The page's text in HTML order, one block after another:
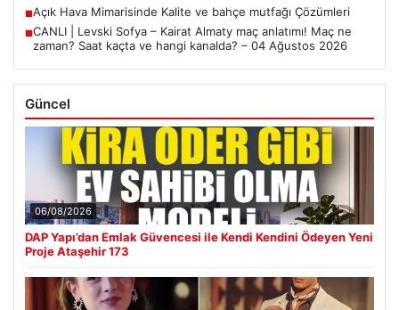
■Açık Hava Mimarisinde Kalite ve bahçe mutfağı Çözümleri
■CANLI | Levski Sofya – Kairat Almaty maç anlatımı! Maç ne
zaman? Saat kaçta ve hangi kanalda? – 04 Ağustos 2026
Güncel
06/08/2026
DAP Yapı’dan Emlak Güvencesi ile Kendi Kendini Ödeyen Yeni
Proje Ataşehir 173